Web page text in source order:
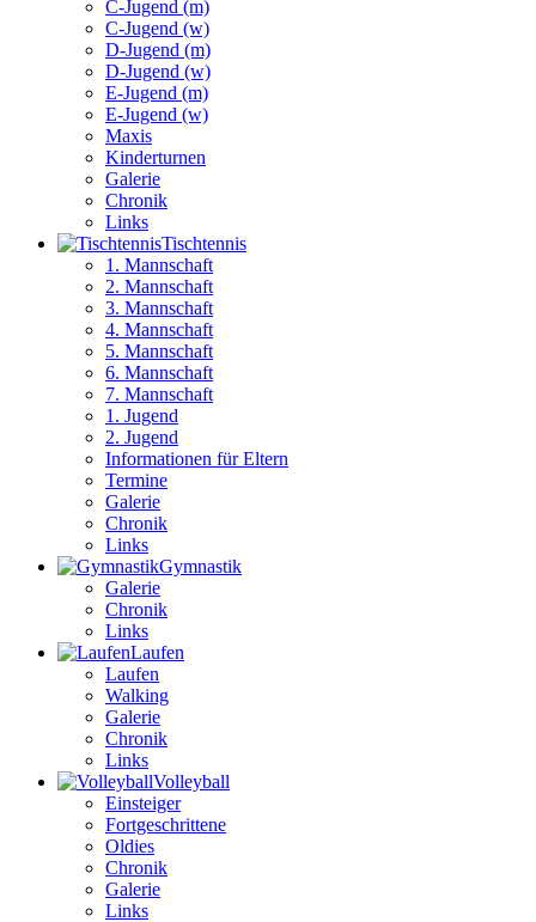
C-Jugend (m)
C-Jugend (w)
D-Jugend (m)
D-Jugend (w)
E-Jugend (m)
E-Jugend (w)
Maxis
Kinderturnen
Galerie
Chronik
Links
Tisch­tennis
1. Mannschaft
2. Mannschaft
3. Mannschaft
4. Mannschaft
5. Mannschaft
6. Mannschaft
7. Mannschaft
1. Jugend
2. Jugend
Informationen für Eltern
Termine
Galerie
Chronik
Links
Gym­nastik
Galerie
Chronik
Links
Lau­fen
Laufen
Walking
Galerie
Chronik
Links
Volley­ball
Einsteiger
Fortgeschrittene
Oldies
Chronik
Galerie
Links